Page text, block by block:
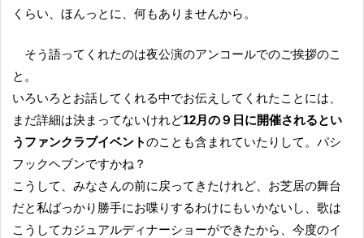
くらい、ほんっとに、何もありませんから。
そう語ってくれたのは夜公演のアンコールでのご挨拶のこ
と。
いろいろとお話してくれる中でお伝えしてくれたことには、
まだ詳細は決まってないけれど12月の９日に開催されるとい
うファンクラブイベントのことも含まれていたりして。パシ
フックヘブンですかね？
こうして、みなさんの前に戻ってきたけれど、お芝居の舞台
だと私ばっかり勝手にお喋りするわけにもいかないし、歌は
こうしてカジュアルディナーショーができたから、今度のイ